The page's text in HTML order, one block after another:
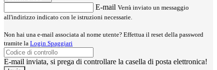
E-mail Verrà inviato un messaggio
all'indirizzo indicato con le istruzioni necessarie.
Non hai una e-mail associata al nome utente? Effettua il reset della password
tramite la Login Spaggiari
E-mail inviata, si prega di controllare la casella di posta elettronica!